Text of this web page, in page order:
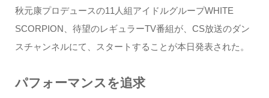
秋元康プロデュースの11人組アイドルグループWHITE
SCORPION、待望のレギュラーTV番組が、CS放送のダン
スチャンネルにて、スタートすることが本日発表された。
パフォーマンスを追求